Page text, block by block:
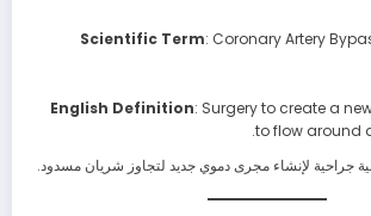
Scientific Term: Coronary Artery
English Definition: Surgery to create a
to flow around
جراحية لإنشاء مجرى دموي جديد لتجاوز شريان مسدود.